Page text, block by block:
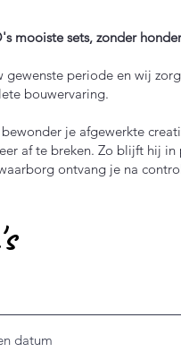
mooiste sets, zonder
gewenste periode en wij
bouwervaring.
je afgewerkte
af te breken. Zo blijft hij in
ontvang je na